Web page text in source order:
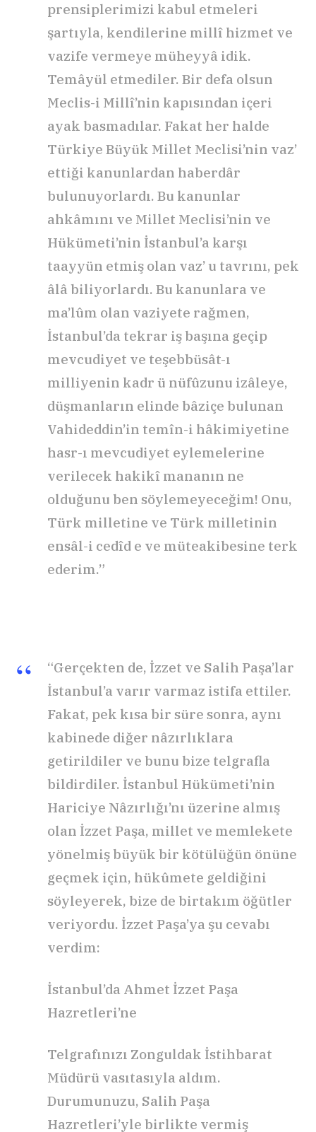
prensiplerimizi kabul etmeleri
şartıyla, kendilerine millî hizmet ve
vazife vermeye müheyyâ idik.
Temâyül etmediler. Bir defa olsun
Meclis-i Millî’nin kapısından içeri
ayak basmadılar. Fakat her halde
Türkiye Büyük Millet Meclisi’nin vaz’
ettiği kanunlardan haberdâr
bulunuyorlardı. Bu kanunlar
ahkâmını ve Millet Meclisi’nin ve
Hükümeti’nin İstanbul’a karşı
taayyün etmiş olan vaz’ u tavrını, pek
âlâ biliyorlardı. Bu kanunlara ve
ma’lûm olan vaziyete rağmen,
İstanbul’da tekrar iş başına geçip
mevcudiyet ve teşebbüsât-ı
milliyenin kadr ü nüfûzunu izâleye,
düşmanların elinde bâziçe bulunan
Vahideddin’in temîn-i hâkimiyetine
hasr-ı mevcudiyet eylemelerine
verilecek hakikî mananın ne
olduğunu ben söylemeyeceğim! Onu,
Türk milletine ve Türk milletinin
ensâl-i cedîd e ve müteakibesine terk
ederim.”
“Gerçekten de, İzzet ve Salih Paşa’lar
İstanbul’a varır varmaz istifa ettiler.
Fakat, pek kısa bir süre sonra, aynı
kabinede diğer nâzırlıklara
getirildiler ve bunu bize telgrafla
bildirdiler. İstanbul Hükümeti’nin
Hariciye Nâzırlığı’nı üzerine almış
olan İzzet Paşa, millet ve memlekete
yönelmiş büyük bir kötülüğün önüne
geçmek için, hükûmete geldiğini
söyleyerek, bize de birtakım öğütler
veriyordu. İzzet Paşa’ya şu cevabı
verdim:
İstanbul’da Ahmet İzzet Paşa
Hazretleri’ne
Telgrafınızı Zonguldak İstihbarat
Müdürü vasıtasıyla aldım.
Durumunuzu, Salih Paşa
Hazretleri’yle birlikte vermiş